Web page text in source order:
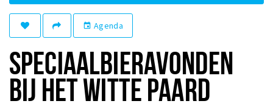
Parkeren
Musea, theaters & podia
Uitjes & activiteiten
Toeristische routes
event Agenda
SPECIAALBIERAVONDEN
BIJ HET WITTE PAARD